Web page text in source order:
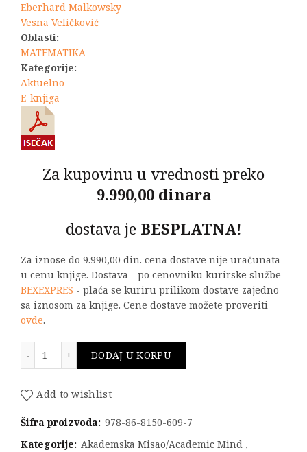
Eberhard Malkowsky
Vesna Veličković
Oblasti:
MATEMATIKA
Kategorije:
Aktuelno
E-knjiga
Za kupovinu u vrednosti preko
9.990,00 dinara
dostava je BESPLATNA!
Za iznose do 9.990,00 din. cena dostave nije uračunata
u cenu knjige. Dostava - po cenovniku kurirske službe
BEXEXPRES - plaća se kuriru prilikom dostave zajedno
sa iznosom za knjige. Cene dostave možete proveriti
ovde.
DODAJ U KORPU
Add to wishlist
Šifra proizvoda: 978-86-8150-609-7
Kategorije: Akademska Misao/Academic Mind ,